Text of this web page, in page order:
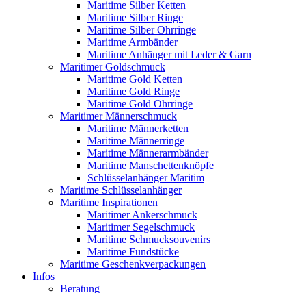
Maritime Silber Ketten
Maritime Silber Ringe
Maritime Silber Ohrringe
Maritime Armbänder
Maritime Anhänger mit Leder & Garn
Maritimer Goldschmuck
Maritime Gold Ketten
Maritime Gold Ringe
Maritime Gold Ohrringe
Maritimer Männerschmuck
Maritime Männerketten
Maritime Männerringe
Maritime Männerarmbänder
Maritime Manschettenknöpfe
Schlüsselanhänger Maritim
Maritime Schlüsselanhänger
Maritime Inspirationen
Maritimer Ankerschmuck
Maritimer Segelschmuck
Maritime Schmucksouvenirs
Maritime Fundstücke
Maritime Geschenkverpackungen
Infos
Beratung